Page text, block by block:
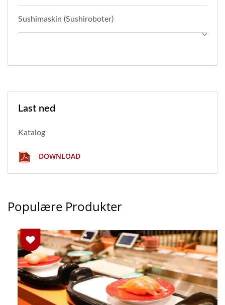
Sushimaskin (Sushiroboter)
Last ned
Katalog
DOWNLOAD
Populære Produkter